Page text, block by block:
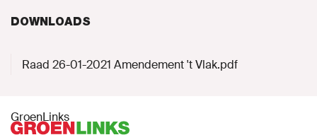
DOWNLOADS
Raad 26-01-2021 Amendement 't Vlak.pdf
GroenLinks